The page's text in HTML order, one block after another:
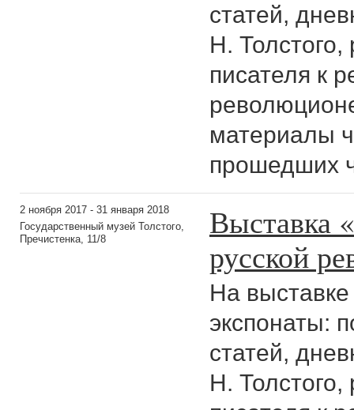
статей,
Н.
писателя к
материалы
прошедших
2 ноября 2017 - 31 января 2018
Государственный музей Толстого,
Пречистенка, 11/8
Выставка
русской
На
экспонаты:
статей,
Н.